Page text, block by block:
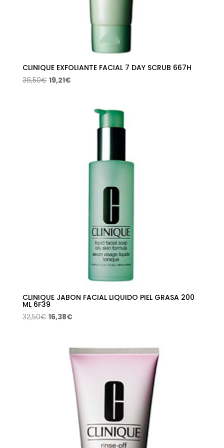
CLINIQUE EXFOLIANTE FACIAL 7 DAY SCRUB 667H
38,50€ El
19,21€El
CLINIQUE JABON FACIAL LIQUIDO PIEL GRASA 200
ML 6F39
32,50€ El
32,50€.
16,38€El
es:
16,38€.